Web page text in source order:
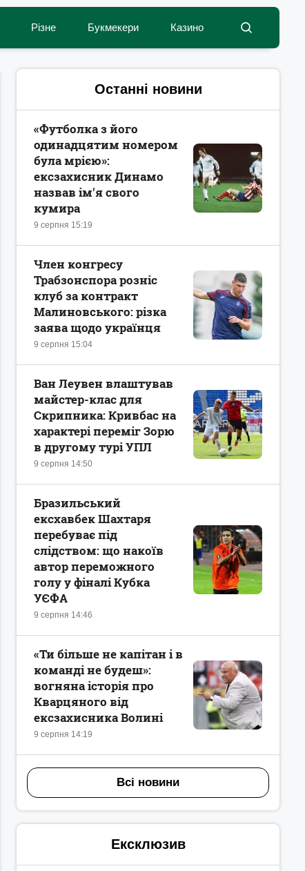
Різне Букмекери Казино
Останні новини
9 серпня 15:19
«Футболка з його
одинадцятим номером
була мрією»:
ексзахисник Динамо
назвав ім'я свого
кумира
9 серпня 15:04
Член конгресу
Трабзонспора розніс
клуб за контракт
Малиновського: різка
заява щодо українця
9 серпня 14:50
Ван Леувен влаштував
майстер-клас для
Скрипника: Кривбас на
характері переміг Зорю
в другому турі УПЛ
9 серпня 14:46
Бразильський
ексхавбек Шахтаря
перебуває під
слідством: що накоїв
автор переможного
голу у фіналі Кубка
УЄФА
9 серпня 14:19
«Ти більше не капітан і в
команді не будеш»:
вогняна історія про
Кварцяного від
ексзахисника Волині
Всі новини
Ексклюзив